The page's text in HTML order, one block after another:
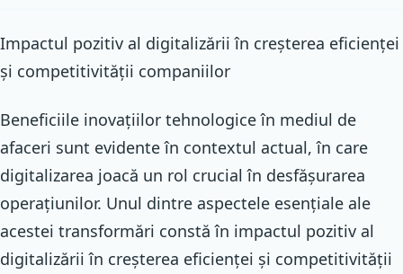
Impactul pozitiv al digitalizării în creșterea eficienței
și competitivității companiilor
Beneficiile inovațiilor tehnologice în mediul de
afaceri sunt evidente în contextul actual, în care
digitalizarea joacă un rol crucial în desfășurarea
operațiunilor. Unul dintre aspectele esențiale ale
acestei transformări constă în impactul pozitiv al
digitalizării în creșterea eficienței și competitivității